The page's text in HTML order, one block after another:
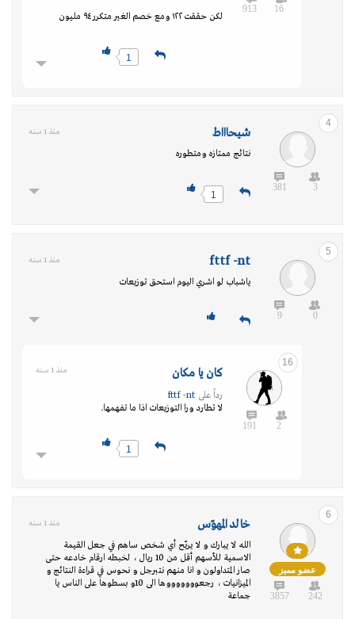
16
913
لكن حققت ١٢٢ ومع خصم الغير متكرر ٩٤ مليون
1
4
3
381
شيحاااط منذ 1 سنه
نتائج ممتازه ومتطوره
1
5
0
9
fttf -nt منذ 1 سنه
ياشباب لو اشري اليوم استحق توزيعات
16
2
191
كان يا مكان منذ 1 سنه
رداً على fttf -nt
لا تطارد ورا التوزيعات اذا ما تفهمها.
1
6
عضو مميز
242
3857
خالد المهوّس منذ 1 سنه
الله لا يبارك و لا يربّح أي شخص ساهم في جعل القيمة
الاسمية للأسهم أقل من 10 ريال ، لخبطه ارقام خادعه حتى
صار المتداولون و انا منهم نتبرجل و نحوس في قراءة النتائج و
الميزانيات ، رجعوووووووها الى 10و بسطوها على الناس يا
جماعة